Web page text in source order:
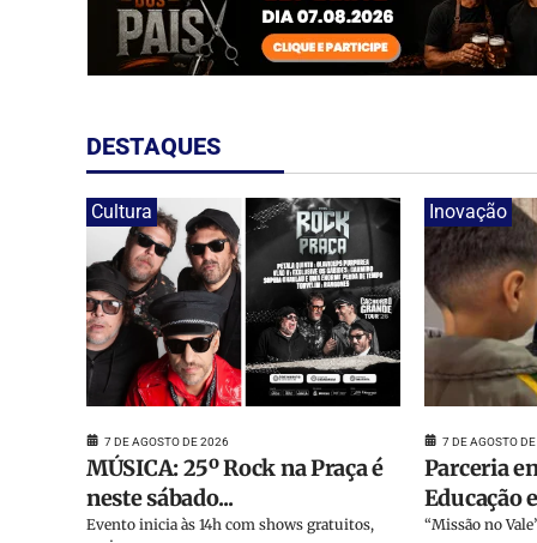
DESTAQUES
Cultura
7 DE AGOSTO DE 2026
MÚSICA: 25º Rock na Praça é
neste sábado...
Evento inicia às 14h com shows gratuitos,
Inovação
7 DE AGOSTO
Parceria
Educação
“Missão no